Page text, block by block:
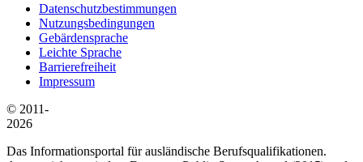
Datenschutzbestimmungen
Nutzungsbedingungen
Gebärdensprache
Leichte Sprache
Barrierefreiheit
Impressum
© 2011-
2026
Das Informationsportal für ausländische Berufsqualifikationen.